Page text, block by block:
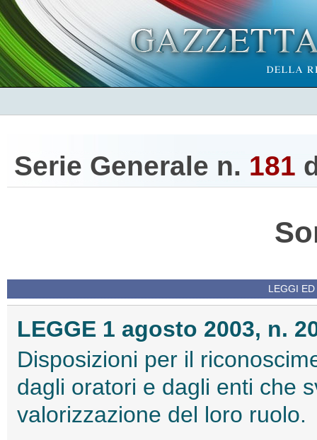
Serie Generale n. 181
LEGGI
LEGGE 1 agosto 2003, n.
Disposizioni per il
dagli oratori e dagli enti che
valorizzazione del loro ruolo.